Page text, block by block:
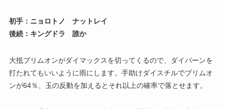
初手：ニョロトノ ナットレイ
後続：キングドラ 誰か
大抵ブリムオンがダイマックスを切ってくるので、ダイバーンを
打たれてもいいように雨にします。手助けダイスチルでブリムオ
ンが64％、玉の反動を加えるとそれ以上の確率で落とせます。